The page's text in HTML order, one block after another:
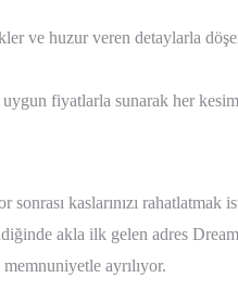
ve huzur veren detaylarla
fiyatlarla sunarak her
sonrası kaslarınızı
akla ilk gelen adres
ayrılıyor.